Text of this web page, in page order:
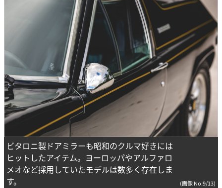
ビタロニ製ドアミラーも昭和のクルマ好きには
ヒットしたアイテム。ヨーロッパやアルファロ
メオなど採用していたモデルは数多く存在しま
す。
(画像 No.9/13)